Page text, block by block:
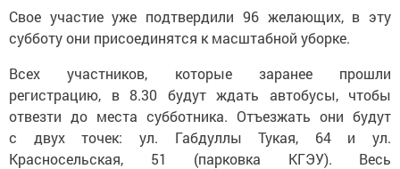
Свое участие уже подтвердили 96 желающих, в эту
субботу они присоединятся к масштабной уборке.
Всех участников, которые заранее прошли
регистрацию, в 8.30 будут ждать автобусы, чтобы
отвезти до места субботника. Отъезжать они будут
с двух точек: ул. Габдуллы Тукая, 64 и ул.
Красносельская, 51 (парковка КГЭУ). Весь